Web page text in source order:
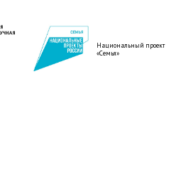
Национальный проект
«Семья»